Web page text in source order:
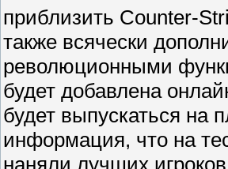
приблизить Counter-
также всячески
революционными
будет добавлена
будет выпускаться на
информация, что на
наняли лучших